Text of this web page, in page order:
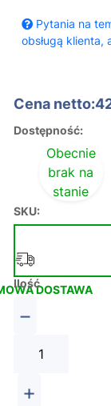
Pytania na
obsługą klienta,
Cena
Dostępność:
Obecnie
brak na
stanie
SKU:
DOSTAWA
Ilość
−
+